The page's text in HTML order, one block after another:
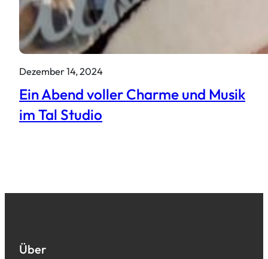
Dezember 14, 2024
Ein Abend voller Charme und Musik
im Tal Studio
Über